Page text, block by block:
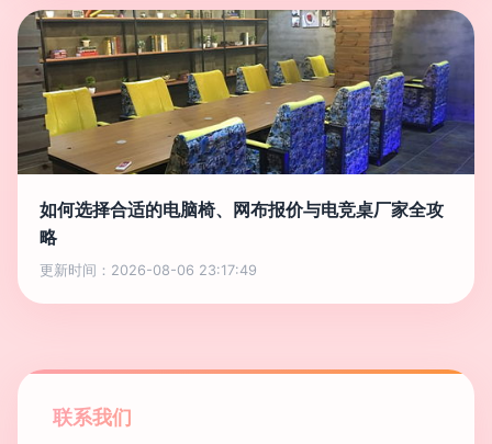
如何选择合适的电脑椅、网布报价与电竞桌厂家全攻
略
更新时间：2026-08-06 23:17:49
联系我们